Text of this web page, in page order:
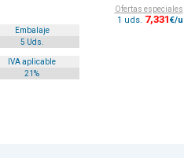
Embalaje
5 Uds.
IVA aplicable
21%
Ofertas especiales
1 uds. 7,331€/u